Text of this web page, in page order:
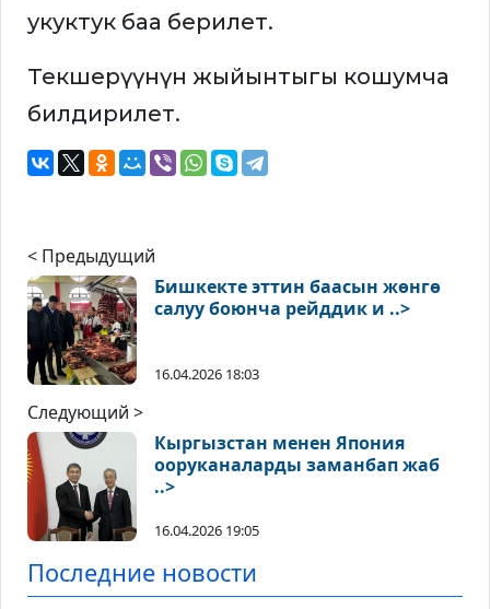
укуктук баа берилет.
Текшерүүнүн жыйынтыгы кошумча
билдирилет.
< Предыдущий
Бишкекте эттин баасын жөнгө
салуу боюнча рейддик и ..>
16.04.2026 18:03
Следующий >
Кыргызстан менен Япония
ооруканаларды заманбап жаб
..>
16.04.2026 19:05
Последние новости